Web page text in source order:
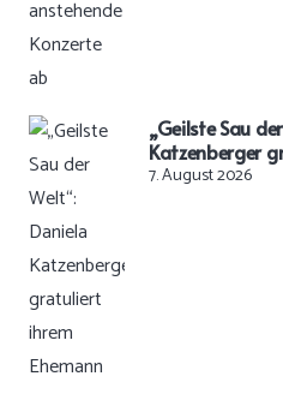
„Geilste Sau
Katzenberger
7. August 2026